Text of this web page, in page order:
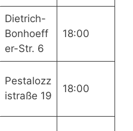
Dietrich-
Bonhoeff
er-Str. 6
18:00
Pestalozz
istraße 19
18:00